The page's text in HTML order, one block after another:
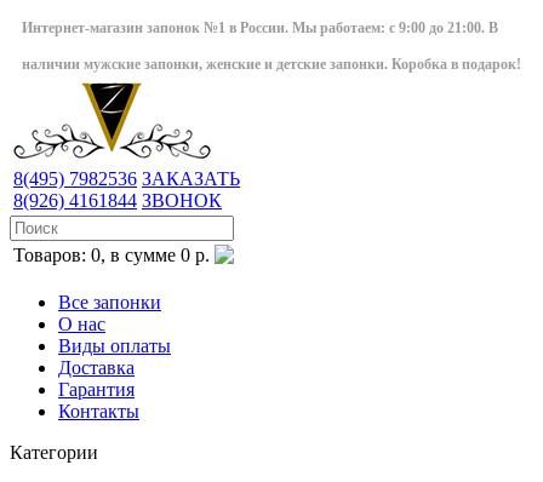
Интернет-магазин запонок №1 в России. Мы работаем: с 9:00 до 21:00. В
наличии мужские запонки, женские и детские запонки. Коробка в подарок!
8(495) 7982536
8(926) 4161844
ЗАКАЗАТЬ
ЗВОНОК
Товаров: 0, в сумме 0 р.
Все запонки
О нас
Виды оплаты
Доставка
Гарантия
Контакты
Категории